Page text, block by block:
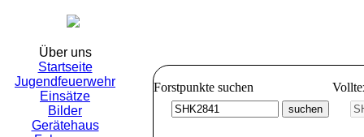
Über uns
Startseite
Jugendfeuerwehr
Einsätze
Bilder
Gerätehaus
Forstpunkte suchen